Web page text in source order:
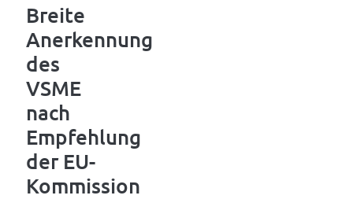
Breite
Anerkennung
des
VSME
nach
Empfehlung
der EU-
Kommission